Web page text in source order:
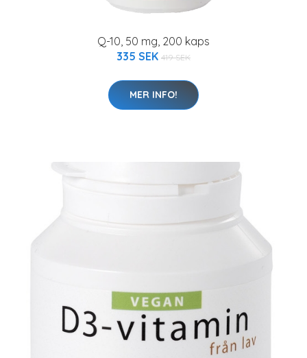
Q-10, 50 mg, 200 kaps
335 SEK 419 SEK
MER INFO!